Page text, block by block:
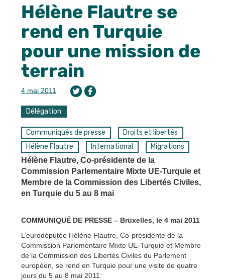
Hélène Flautre se
rend en Turquie
pour une mission de
terrain
4 mai 2011
Délégation
Communiqués de presse
Droits et libertés
Hélène Flautre
International
Migrations
Hélène Flautre, Co-présidente de la
Commission Parlementaire Mixte UE-Turquie et
Membre de la Commission des Libertés Civiles,
en Turquie du 5 au 8 mai
COMMUNIQUÉ DE PRESSE – Bruxelles, le 4 mai 2011
L’eurodéputée Hélène Flautre, Co-présidente de la
Commission Parlementaire Mixte UE-Turquie et Membre
de la Commission des Libertés Civiles du Parlement
européen, se rend en Turquie pour une visite de quatre
jours du 5 au 8 mai 2011: